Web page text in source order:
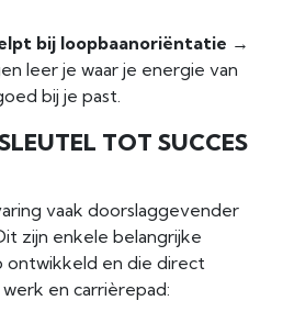
bij loopbaanoriëntatie →
leer je waar je energie van
bij je past.
TOT SUCCES
vaak doorslaggevender
zijn enkele belangrijke
ontwikkeld en die direct
en carrièrepad: